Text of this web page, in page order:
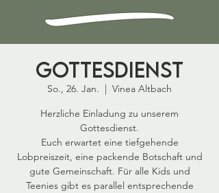
Gottesdienst
So., 26. Jan.
  |
Vinea Altbach
Herzliche Einladung zu unserem
Gottesdienst.
Euch erwartet eine tiefgehende
Lobpreiszeit, eine packende Botschaft und
gute Gemeinschaft. Für alle Kids und
Teenies gibt es parallel entsprechende